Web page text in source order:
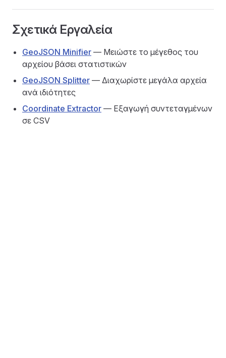
Σχετικά Εργαλεία
GeoJSON Minifier — Μειώστε το μέγεθος του
αρχείου βάσει στατιστικών
GeoJSON Splitter — Διαχωρίστε μεγάλα αρχεία
ανά ιδιότητες
Coordinate Extractor — Εξαγωγή συντεταγμένων
σε CSV